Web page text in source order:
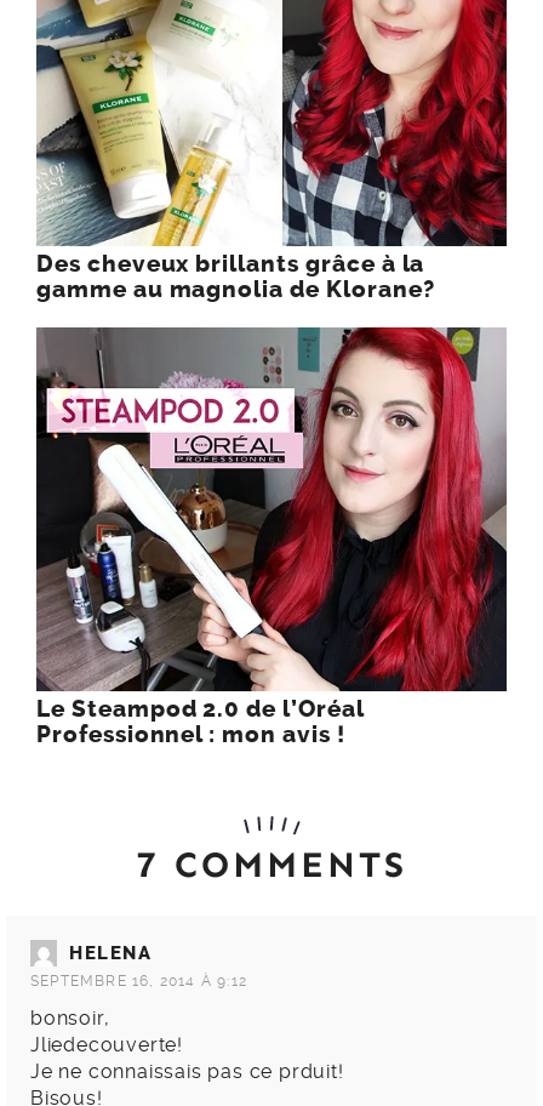
Des cheveux brillants grâce à la
gamme au magnolia de Klorane?
Le Steampod 2.0 de l’Oréal
Professionnel : mon avis !
7 COMMENTS
HELENA
SEPTEMBRE 16, 2014 À 9:12
bonsoir,
Jliedecouverte!
Je ne connaissais pas ce prduit!
Bisous!